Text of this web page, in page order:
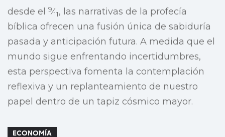
desde el
9⁄11, las narrativas de la profecía
bíblica ofrecen una fusión única de sabiduría
pasada y anticipación futura. A medida que el
mundo sigue enfrentando incertidumbres,
esta perspectiva fomenta la contemplación
reflexiva y un replanteamiento de nuestro
papel dentro de un tapiz cósmico mayor.
ECONOMÍA